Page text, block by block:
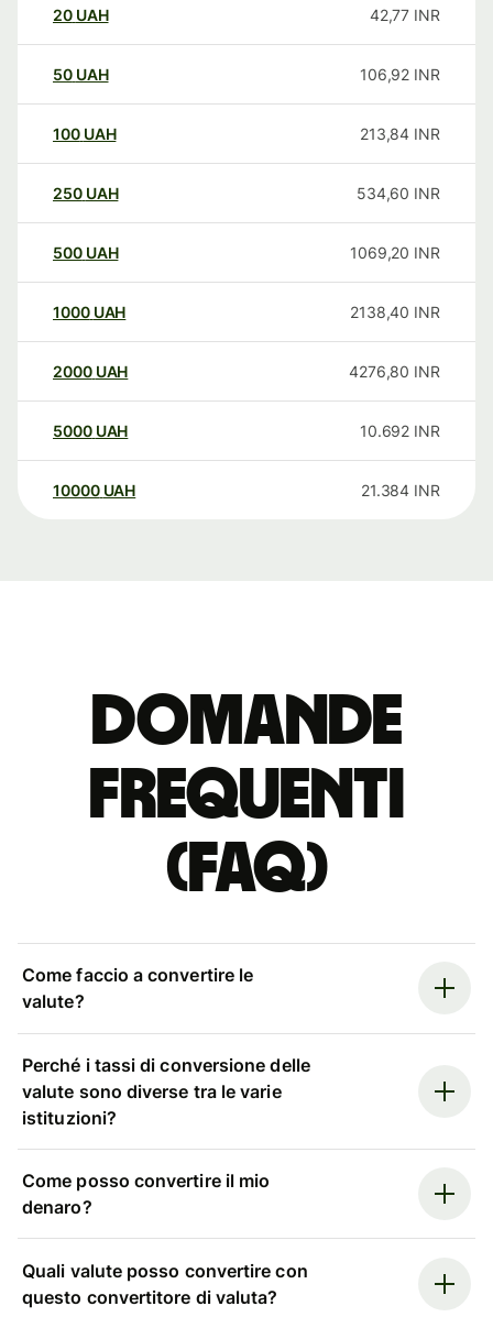
20 UAH 42,77 INR
50 UAH 106,92 INR
100 UAH 213,84 INR
250 UAH 534,60 INR
500 UAH 1069,20 INR
1000 UAH 2138,40 INR
2000 UAH 4276,80 INR
5000 UAH 10.692 INR
10000 UAH 21.384 INR
Domande
Frequenti
(FAQ)
Come faccio a convertire le
valute?
Perché i tassi di conversione delle
valute sono diverse tra le varie
istituzioni?
Come posso convertire il mio
denaro?
Quali valute posso convertire con
questo convertitore di valuta?